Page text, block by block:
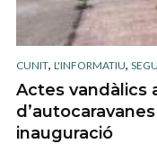
CUNIT, L'INFORMATIU,
Actes vandàlics
inauguració